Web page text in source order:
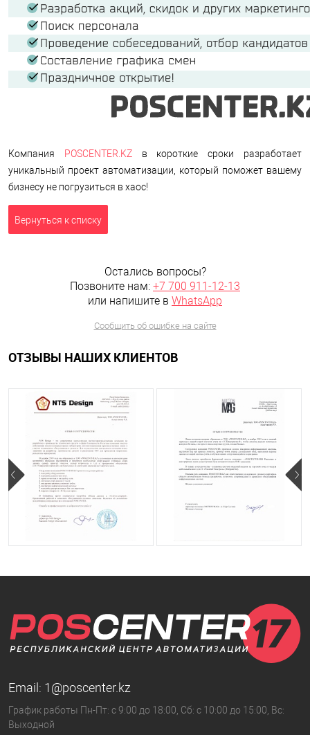
Компания POSCENTER.KZв короткие сроки разработает
уникальный проект автоматизации, который поможет вашему
бизнесу не погрузиться в хаос!
Вернуться к списку
Остались вопросы?
Позвоните нам: +7 700 911-12-13
или напишите в WhatsApp
Сообщить об ошибке на сайте
ОТЗЫВЫ НАШИХ КЛИЕНТОВ
Email: 1@poscenter.kz
График работы Пн-Пт: с 9:00 до 18:00, Сб: с 10:00 до 15:00, Вс:
Выходной